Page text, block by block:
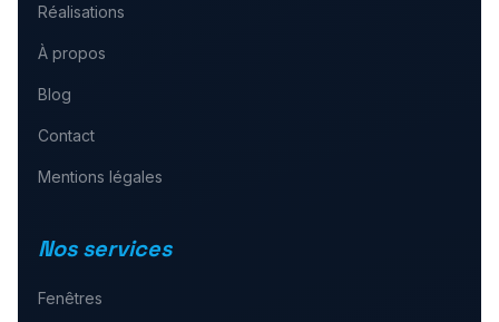
Réalisations
À propos
Blog
Contact
Mentions légales
Nos services
Fenêtres